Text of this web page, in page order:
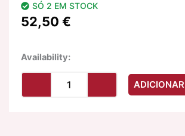
SÓ 2 EM STOCK
52,50 €
Availability:Quantidade
AVENUE
ADICIONAR